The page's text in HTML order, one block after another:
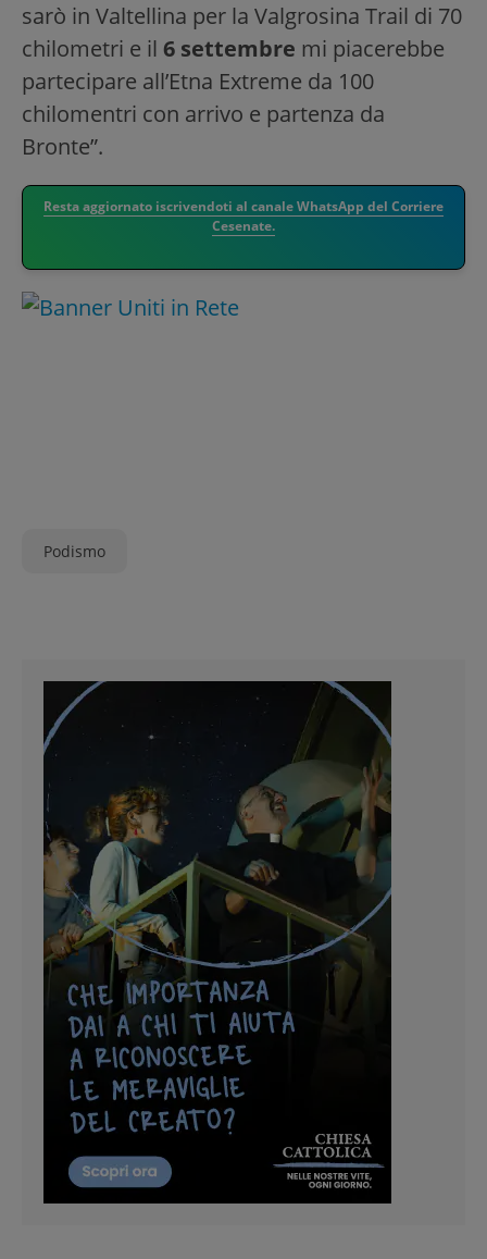
sarò in Valtellina per la Valgrosina Trail di 70
chilometri e il 6 settembre mi piacerebbe
partecipare all’Etna Extreme da 100
chilomentri con arrivo e partenza da
Bronte”.
Resta aggiornato iscrivendoti al canale WhatsApp del Corriere
Cesenate.
Podismo